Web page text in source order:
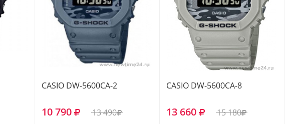
CASIO DW-5600CA-2
10 790 13 490
CASIO DW-5600CA-8
13 660 15 180